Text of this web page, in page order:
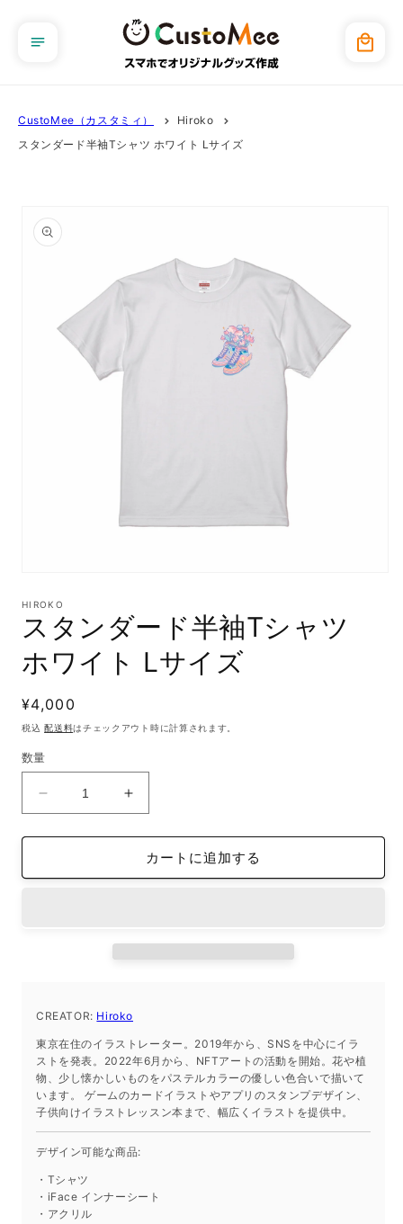
進む
ー
CustoMee（カスタミィ）
Hiroko
スタンダード半袖Tシャツ ホワイト Lサイズ
報にス
キップ
ダ
ル
メ
デ
ア
(1)
開
く
HIROKO
スタンダード半袖Tシャツ
ホワイト Lサイズ
通
常
価
格
¥4,000
税込配送料はチェックアウト時に計算されます。
数量
ャ
ツ
ホ
ワ
イ
ト
L
イ
ズ
ス
ャ
ツ
ホ
ワ
イ
L
ズ
カートに追加する
CREATOR: Hiroko
東京在住のイラストレーター。2019年から、SNSを中心にイラ
ストを発表。2022年6月から、NFTアートの活動を開始。花や植
物、少し懐かしいものをパステルカラーの優しい色合いで描いて
います。 ゲームのカードイラストやアプリのスタンプデザイン、
子供向けイラストレッスン本まで、幅広くイラストを提供中。
デザイン可能な商品:
・Tシャツ
・iFace インナーシート
・アクリル